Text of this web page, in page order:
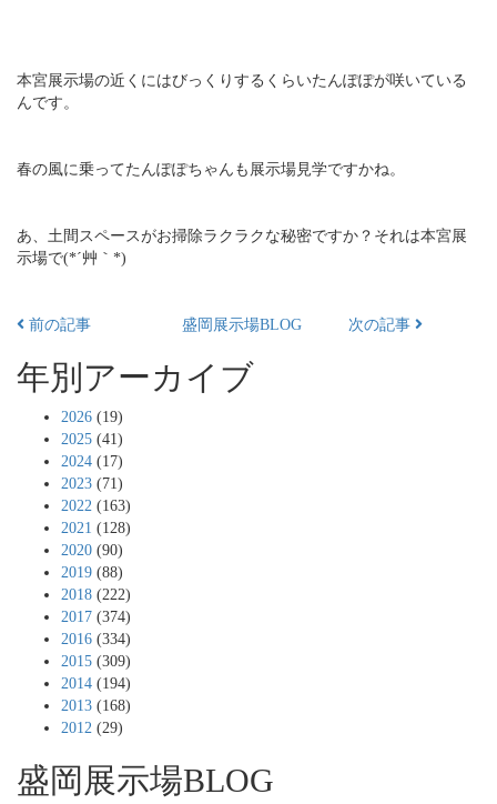
本宮展示場の近くにはびっくりするくらいたんぽぽが咲いている
んです。
春の風に乗ってたんぽぽちゃんも展示場見学ですかね。
あ、土間スペースがお掃除ラクラクな秘密ですか？それは本宮展
示場で(*´艸｀*)
前の記事 盛岡展示場BLOG 次の記事
年別アーカイブ
2026 (19)
2025 (41)
2024 (17)
2023 (71)
2022 (163)
2021 (128)
2020 (90)
2019 (88)
2018 (222)
2017 (374)
2016 (334)
2015 (309)
2014 (194)
2013 (168)
2012 (29)
盛岡展示場BLOG